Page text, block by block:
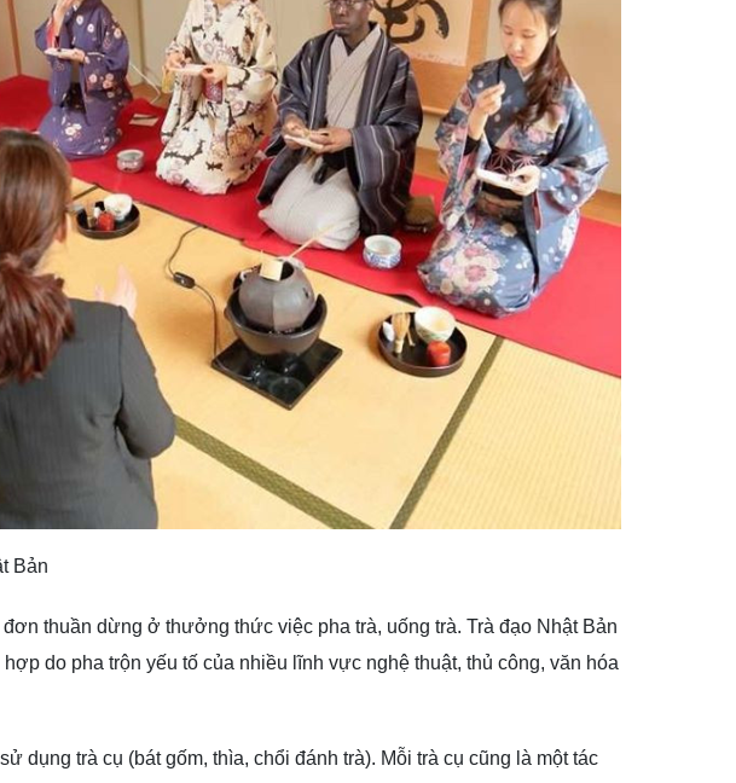
Bản
thuần dừng ở thưởng thức việc pha trà, uống trà. Trà đạo Nhật Bản
do pha trộn yếu tố của nhiều lĩnh vực nghệ thuật, thủ công, văn hóa
dụng trà cụ (bát gốm, thìa, chổi đánh trà). Mỗi trà cụ cũng là một tác